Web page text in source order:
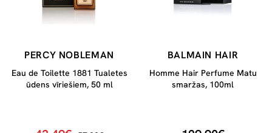
PERCY NOBLEMAN
Eau de Toilette 1881 Tualetes
ūdens vīriešiem, 50 ml
BALMAIN HAIR
Homme Hair Perfume Matu
smaržas, 100ml